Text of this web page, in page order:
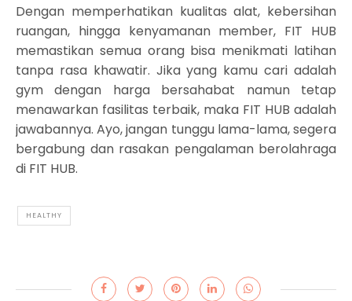
Dengan memperhatikan kualitas alat, kebersihan
ruangan, hingga kenyamanan member, FIT HUB
memastikan semua orang bisa menikmati latihan
tanpa rasa khawatir. Jika yang kamu cari adalah
gym dengan harga bersahabat namun tetap
menawarkan fasilitas terbaik, maka FIT HUB adalah
jawabannya. Ayo, jangan tunggu lama-lama, segera
bergabung dan rasakan pengalaman berolahraga
di FIT HUB.
HEALTHY